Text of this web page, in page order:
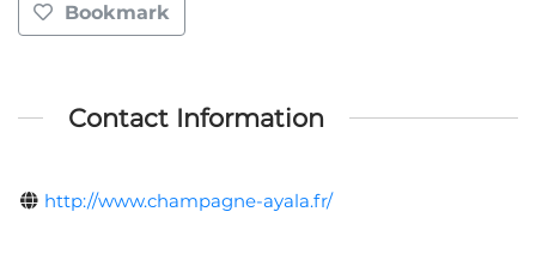
Bookmark
Contact Information
http://www.champagne-ayala.fr/